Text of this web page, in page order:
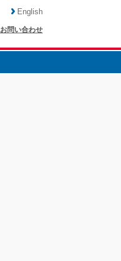
お問い合わせ
English